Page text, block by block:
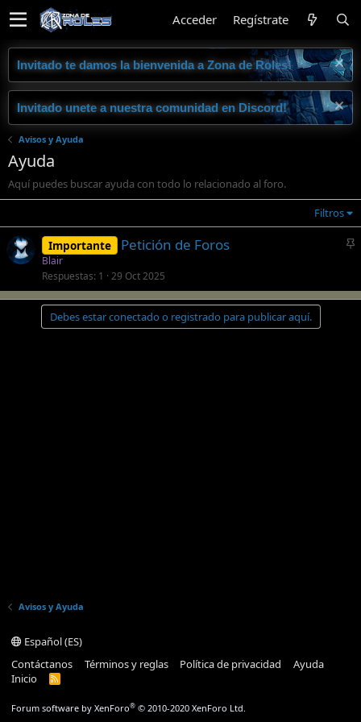
Acceder Regístrate
Invitado te damos la bienvenida a Zona de Roles!
Invitado unete a nuestra comunidad en Discord!
Avisos y Ayuda
Ayuda
Aquí puedes buscar ayuda con todo lo relacionado al foro.
Filtros
A
l
Importante Petición de Foros
Blair
Respuestas 1 29 Oct 2025
Debes estar conectado o registrado para publicar aquí.
Avisos y Ayuda
Español (ES)
Contáctanos
Términos y reglas Política de privacidad
Ayuda
Inicio
R
Forum software by XenForo® © 2010-2020 XenForo Ltd.